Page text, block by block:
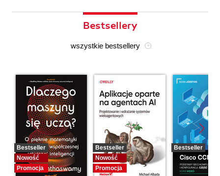
Bestsellery
wszystkie bestsellery
Bestseller
Nowość
Promocja
Bestseller
Nowość
Promocja
Bestseller